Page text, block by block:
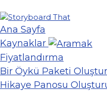
Ana Sayfa
Kaynaklar
Fiyatlandırma
Bir Öykü Paketi
Hikaye Panosu